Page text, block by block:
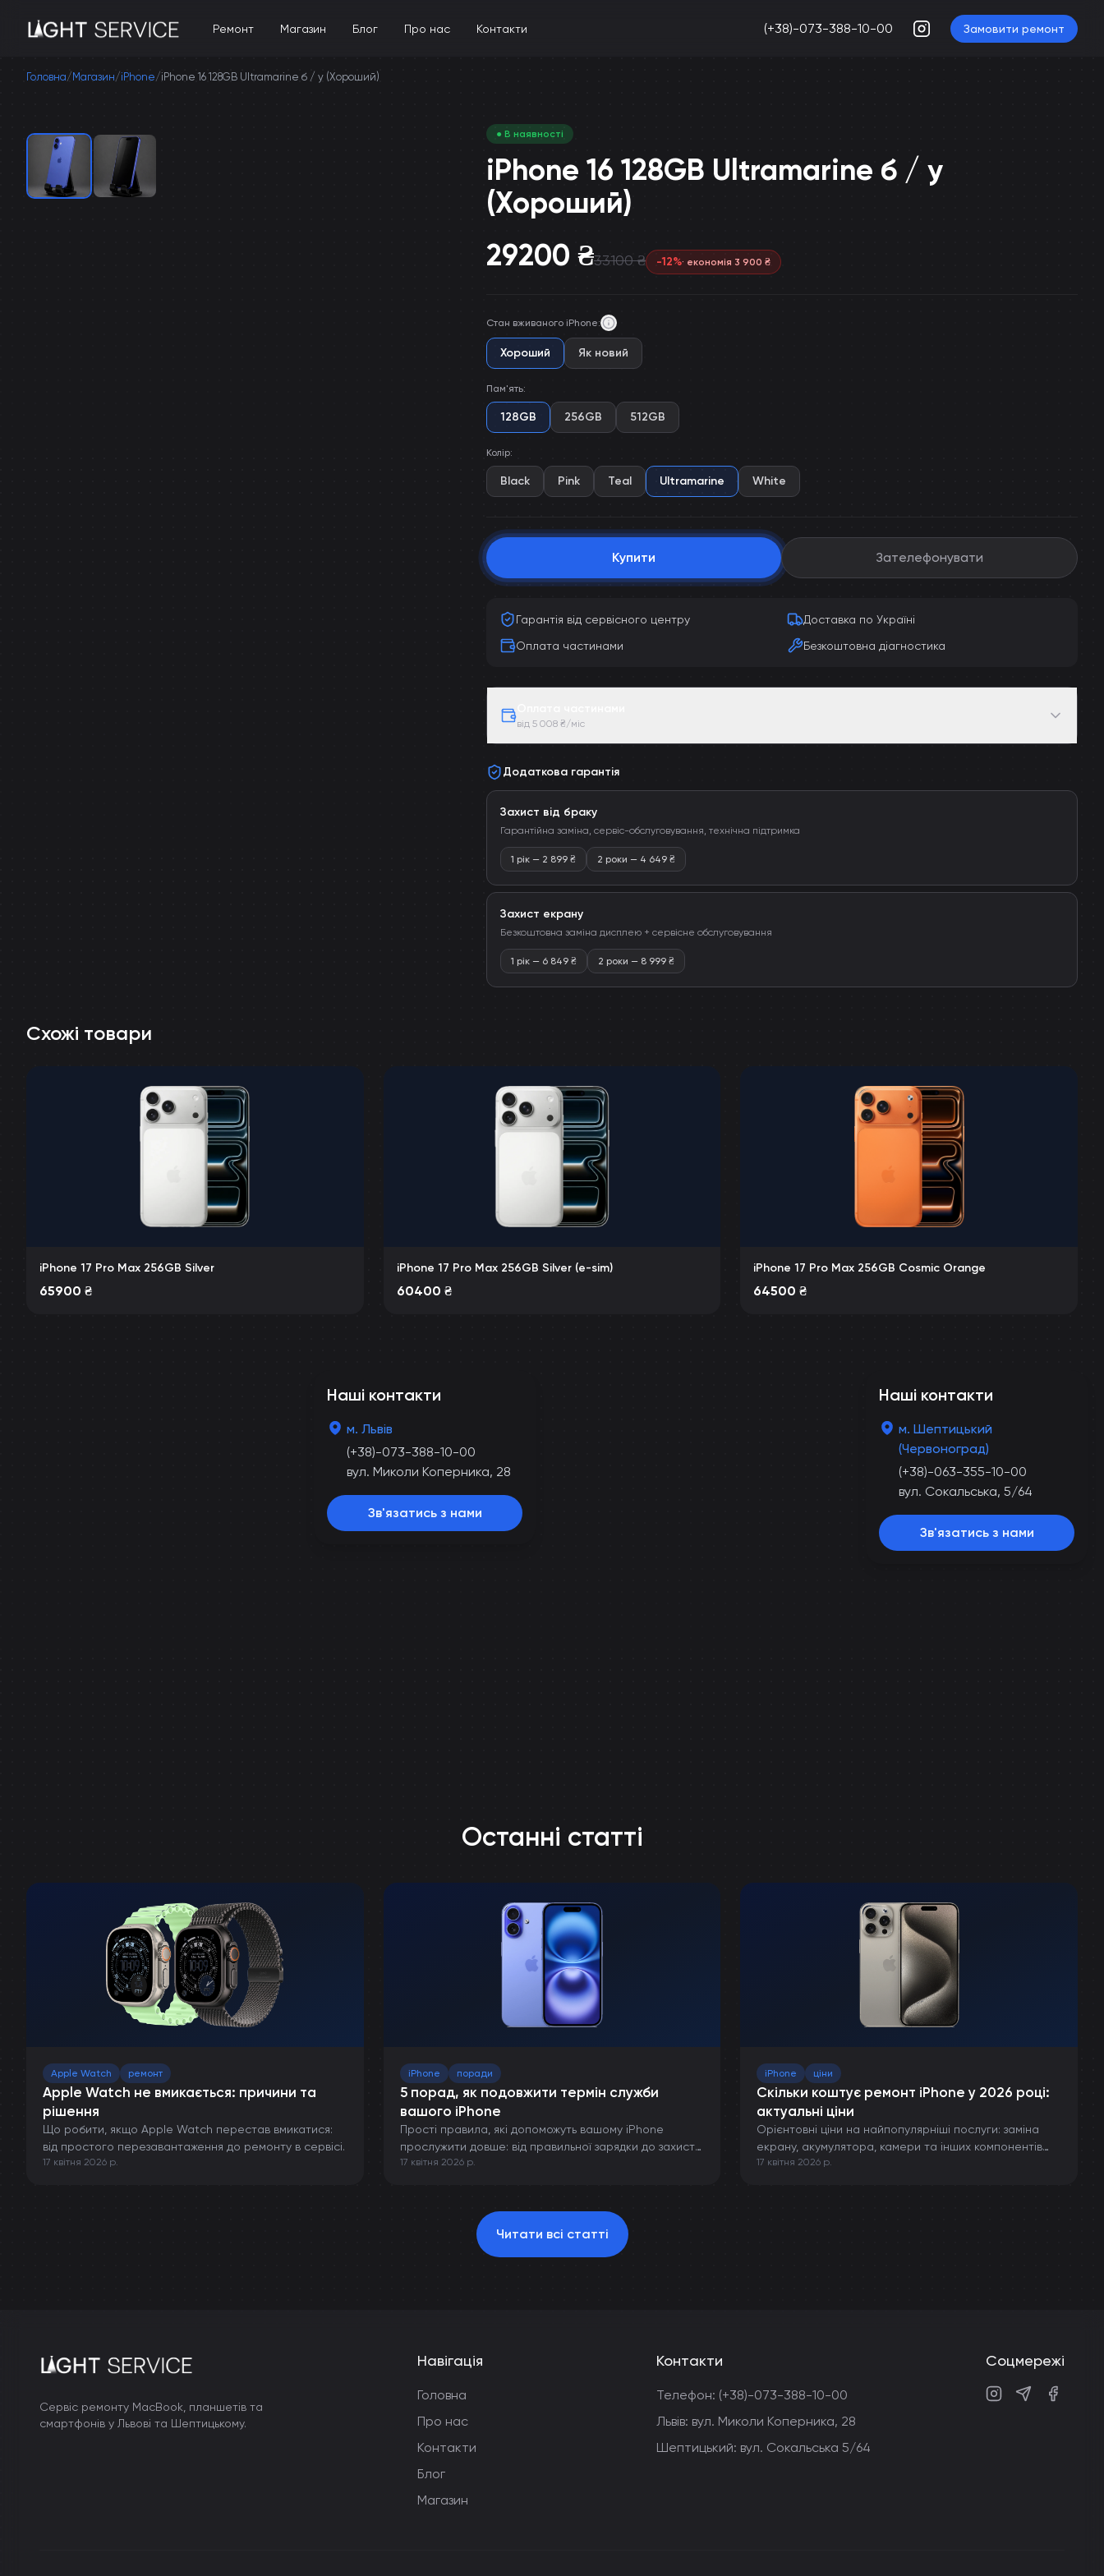
Ремонт Магазин Блог Про нас Контакти (+38)-073-388-10-00 Замовити ремонт
Головна/ Магазин/iPhone/iPhone 16 128GB Ultramarine б / у (Хороший)
● В наявності
iPhone 16 128GB Ultramarine б / у
(Хороший)
29200 ₴33100₴ -12%· економія 3 900 ₴
Стан вживаного iPhone:
Хороший Як новий
Пам'ять:
128GB 256GB 512GB
Колір:
Black Pink Teal Ultramarine White
Купити Зателефонувати
Гарантія від сервісного центру
Доставка по Україні
Оплата частинами
Безкоштовна діагностика
від 5 008 ₴/міс
Додаткова гарантія
Захист від браку
Гарантійна заміна, сервіс-обслуговування, технічна підтримка
1 рік — 2 899 ₴ 2 роки — 4 649 ₴
Захист екрану
Безкоштовна заміна дисплею + сервісне обслуговування
1 рік — 6 849 ₴ 2 роки — 8 999 ₴
Схожі товари
iPhone 17 Pro Max 256GB Silver
65900 ₴
iPhone 17 Pro Max 256GB Silver (e-sim)
60400 ₴
iPhone 17 Pro Max 256GB Cosmic Orange
64500 ₴
Наші контакти
м. Львів
(+38)-073-388-10-00
вул. Миколи Коперника, 28
Зв'язатись з нами
Наші контакти
м. Шептицький
(Червоноград)
(+38)-063-355-10-00
вул. Сокальська, 5/64
Зв'язатись з нами
Останні статті
Apple Watch ремонт
Apple Watch не вмикається: причини та
рішення
Що робити, якщо Apple Watch перестав вмикатися:
від простого перезавантаження до ремонту в сервісі.
17 квітня 2026 р.
iPhone поради
5 порад, як подовжити термін служби
вашого iPhone
Прості правила, які допоможуть вашому iPhone
прослужити довше: від правильної зарядки до захисту
від пошкоджень.
17 квітня 2026 р.
iPhone ціни
Скільки коштує ремонт iPhone у 2026 році:
актуальні ціни
Орієнтовні ціни на найпопулярніші послуги: заміна
екрану, акумулятора, камери та інших компонентів
iPhone.
17 квітня 2026 р.
Читати всі статті
Сервіс ремонту MacBook, планшетів та
смартфонів у Львові та Шептицькому.
Навігація
Головна
Про нас
Контакти
Блог
Магазин
Контакти
Телефон: (+38)-073-388-10-00
Львів: вул. Миколи Коперника, 28
Шептицький: вул. Сокальська 5/64
Соцмережі